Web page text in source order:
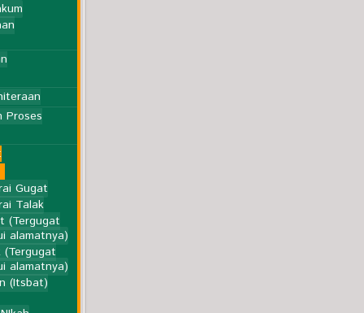
Proses
Gugat
Talak
(Tergugat
alamatnya)
(Tergugat
alamatnya)
(Itsbat)